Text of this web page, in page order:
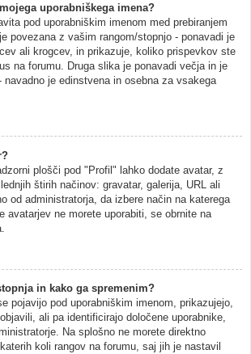
uporabniškega imena?
pod uporabniškim imenom med prebiranjem
povezana z vašim rangom/stopnjo - ponavadi je
ali krogcev, in prikazuje, koliko prispevkov ste
na forumu. Druga slika je ponavadi večja in je
navadno je edinstvena in osebna za vsakega
plošči pod "Profil" lahko dodate avatar, z
štirih načinov: gravatar, galerija, URL ali
od administratorja, da izbere način na katerega
avatarjev ne morete uporabiti, se obrnite na
in kako ga spremenim?
pojavijo pod uporabniškim imenom, prikazujejo,
ali pa identificirajo določene uporabnike,
Na splošno ne morete direktno
koli rangov na forumu, saj jih je nastavil